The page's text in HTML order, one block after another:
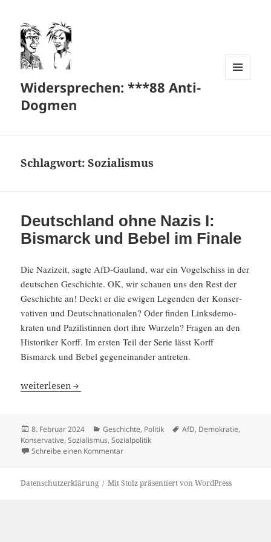
Widersprechen: ***88 Anti-
Dogmen
Schlagwort:Sozialismus
Deutschland ohne Nazis I:
Bismarck und Bebel im Finale
Die Nazizeit, sagte AfD-Gauland, war ein Vogel­schiss in der
deutschen Geschichte. OK, wir schauen uns den Rest der
Geschichte an! Deckt er die ewigen Legenden der Konser­
va­tiven und Deutsch­na­tio­nalen? Oder finden Links­de­mo­
kraten und Pazifis­tinnen dort ihre Wurzeln? Fragen an den
Histo­riker Korff. Im ersten Teil der Serie lässt Korff
Bismarck und Bebel gegen­ein­ander antreten.
Deutsch­land ohne Nazis I: Bismarck und Bebel im Finale
weiter­lesen
Veröffentlicht
am
8. Februar 2024 Kategorien
Geschichte, Politik Schlagwörter
AfD, Demokratie,
Konservative,Sozialismus,Sozialpolitik
Schreibe einen Kommentarzu Deutschland ohne Nazis I: Bismarck und
Datenschutzerklärung Mit Stolz präsentiert von WordPress